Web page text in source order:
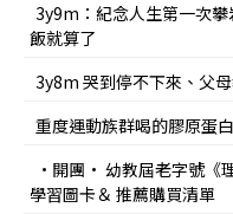
3y9m：紀念人生第一次
飯就算了
3y8m 哭到停不下來、父
重度運動族群喝的膠原蛋
•開團• 幼教屆老字號《
學習圖卡＆ 推薦購買清單